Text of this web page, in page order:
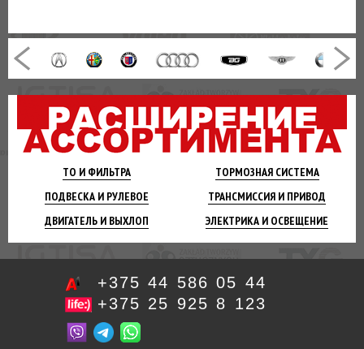
ТО И ФИЛЬТРА ТОРМОЗНАЯСИСТЕМА
ПОДВЕСКА И РУЛЕВОЕ ТРАНСМИССИЯ И ПРИВОД
ДВИГАТЕЛЬ И ВЫХЛОП ЭЛЕКТРИКА И ОСВЕЩЕНИЕ
+375 44 586 05 44
+375 25 925 8 123